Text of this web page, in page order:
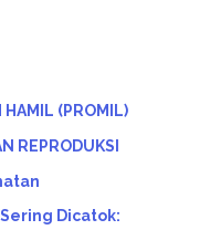
HAMIL (PROMIL)
REPRODUKSI
Dicatok: